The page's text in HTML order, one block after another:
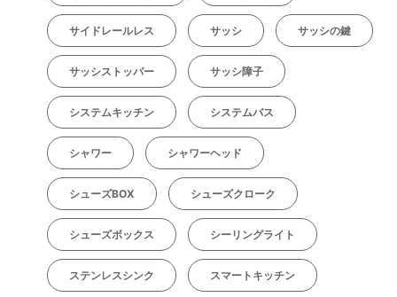
サイドレールレス サッシ サッシの鍵
サッシストッパー サッシ障子
システムキッチン システムバス
シャワー シャワーヘッド
シューズBOX シューズクローク
シューズボックス シーリングライト
ステンレスシンク スマートキッチン